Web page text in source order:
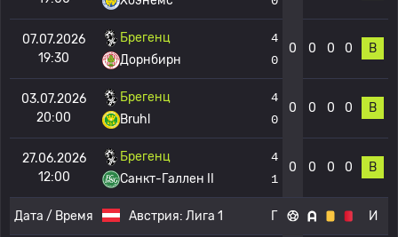
07.07.2026
19:30
Брегенц
Дорнбирн
4
0
0 0 0 0 В
03.07.2026
20:00
Брегенц
Bruhl
4
0
0 0 0 0 В
27.06.2026
12:00
Брегенц
Санкт-Галлен II
4
1
0 0 0 0 В
Дата / Время Австрия: Лига 1 Г И